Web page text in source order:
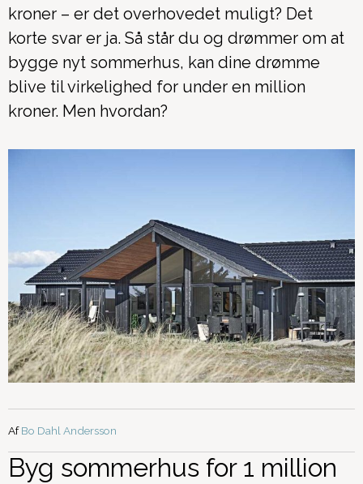
kroner – er det overhovedet muligt? Det
korte svar er ja. Så står du og drømmer om at
bygge nyt sommerhus, kan dine drømme
blive til virkelighed for under en million
kroner. Men hvordan?
AfBo Dahl Andersson
Byg sommerhus for 1 million